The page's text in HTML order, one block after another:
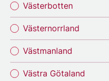
Västerbotten
Västernorrland
Västmanland
Västra Götaland